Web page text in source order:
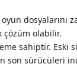
dosyalarını
çözüm olabilir.
sahiptir. Eski
son sürücüleri